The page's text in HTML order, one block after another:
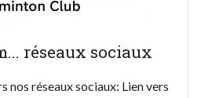
réseaux sociaux
nos réseaux sociaux: Lien vers